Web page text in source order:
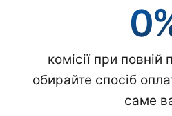
комісії при
обирайте спосіб
саме